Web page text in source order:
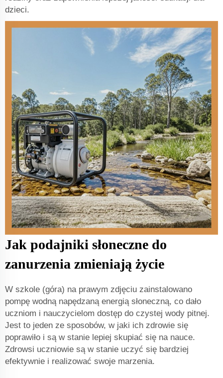
dzieci.
Jak podajniki słoneczne do
zanurzenia zmieniają życie
W szkole (góra) na prawym zdjęciu zainstalowano
pompę wodną napędzaną energią słoneczną, co dało
uczniom i nauczycielom dostęp do czystej wody pitnej.
Jest to jeden ze sposobów, w jaki ich zdrowie się
poprawiło i są w stanie lepiej skupiać się na nauce.
Zdrowsi uczniowie są w stanie uczyć się bardziej
efektywnie i realizować swoje marzenia.